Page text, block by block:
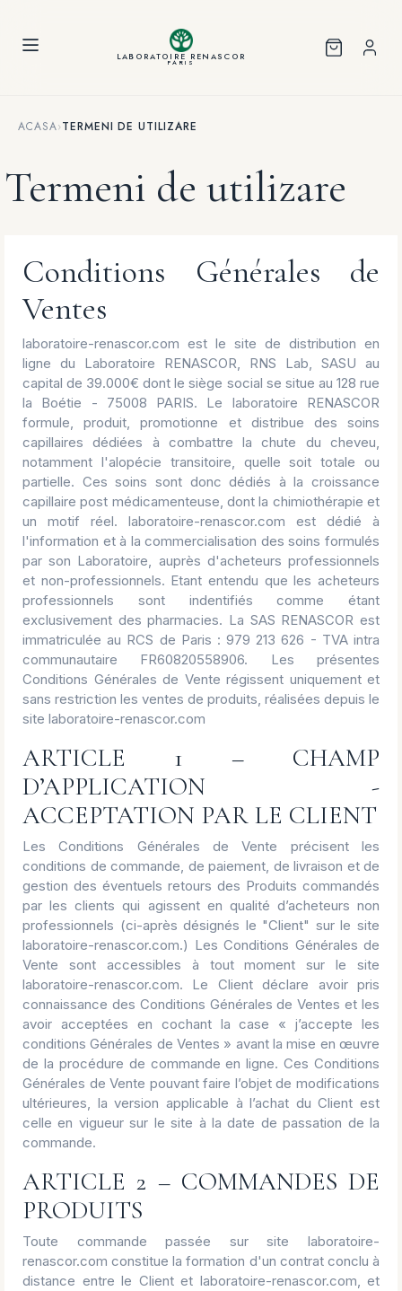
LABORATOIRE RENASCOR
PARIS
ACASA›TERMENI DE UTILIZARE
Termeni de utilizare
Conditions Générales de
Ventes
laboratoire-renascor.com est le site de distribution en
ligne du Laboratoire RENASCOR, RNS Lab, SASU au
capital de 39.000€ dont le siège social se situe au 128 rue
la Boétie - 75008 PARIS. Le laboratoire RENASCOR
formule, produit, promotionne et distribue des soins
capillaires dédiées à combattre la chute du cheveu,
notamment l'alopécie transitoire, quelle soit totale ou
partielle. Ces soins sont donc dédiés à la croissance
capillaire post médicamenteuse, dont la chimiothérapie et
un motif réel. laboratoire-renascor.com est dédié à
l'information et à la commercialisation des soins formulés
par son Laboratoire, auprès d'acheteurs professionnels
et non-professionnels. Etant entendu que les acheteurs
professionnels sont indentifiés comme étant
exclusivement des pharmacies. La SAS RENASCOR est
immatriculée au RCS de Paris : 979 213 626 - TVA intra
communautaire FR60820558906. Les présentes
Conditions Générales de Vente régissent uniquement et
sans restriction les ventes de produits, réalisées depuis le
site laboratoire-renascor.com
ARTICLE 1 – CHAMP
D’APPLICATION -
ACCEPTATION PAR LE CLIENT
Les Conditions Générales de Vente précisent les
conditions de commande, de paiement, de livraison et de
gestion des éventuels retours des Produits commandés
par les clients qui agissent en qualité d’acheteurs non
professionnels (ci-après désignés le "Client" sur le site
laboratoire-renascor.com.) Les Conditions Générales de
Vente sont accessibles à tout moment sur le site
laboratoire-renascor.com. Le Client déclare avoir pris
connaissance des Conditions Générales de Ventes et les
avoir acceptées en cochant la case « j’accepte les
conditions Générales de Ventes » avant la mise en œuvre
de la procédure de commande en ligne. Ces Conditions
Générales de Vente pouvant faire l’objet de modifications
ultérieures, la version applicable à l’achat du Client est
celle en vigueur sur le site à la date de passation de la
commande.
ARTICLE 2 – COMMANDES DE
PRODUITS
Toute commande passée sur site laboratoire-
renascor.com constitue la formation d'un contrat conclu à
distance entre le Client et laboratoire-renascor.com, et